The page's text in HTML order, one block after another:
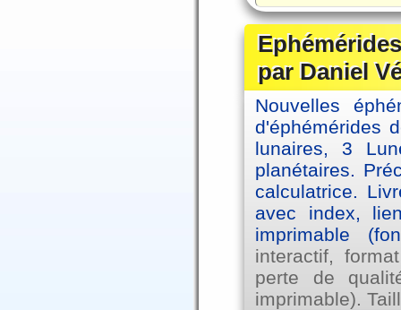
par Daniel
Nouvelles
d'éphémérides
lunaires, 3
planétaires.
calculatrice.
avec index,
imprimable
interactif,
perte de
imprimable).